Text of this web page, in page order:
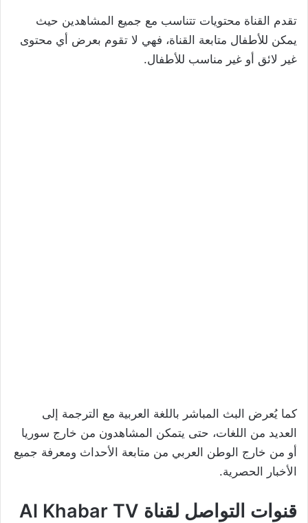
تقدم القناة محتويات تتناسب مع جميع المشاهدين حيث
يمكن للأطفال متابعة القناة، فهي لا تقوم بعرض أي محتوى
غير لائق أو غير مناسب للأطفال.
كما يُعرض البث المباشر باللغة العربية مع الترجمة إلى
العديد من اللغات، حتى يتمكن المشاهدون من خارج سوريا
أو من خارج الوطن العربي من متابعة الأحداث ومعرفة جميع
الأخبار الحصرية.
قنوات التواصل لقناة Al Khabar TV